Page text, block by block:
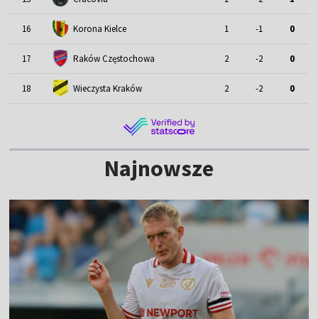
16 Korona Kielce 1 -1 0
17 Raków Częstochowa 2 -2 0
18 Wieczysta Kraków 2 -2 0
Najnowsze